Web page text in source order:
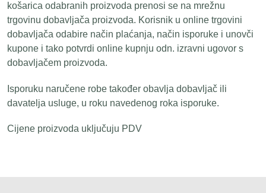
košarica odabranih proizvoda prenosi se na mrežnu
trgovinu dobavljača proizvoda. Korisnik u online trgovini
dobavljača odabire način plaćanja, način isporuke i unovči
kupone i tako potvrdi online kupnju odn. izravni ugovor s
dobavljačem proizvoda.
Isporuku naručene robe također obavlja dobavljač ili
davatelja usluge, u roku navedenog roka isporuke.
Cijene proizvoda uključuju PDV